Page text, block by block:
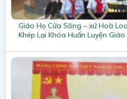
Giáo Họ Cửa Sông – xứ Hoà
Khép Lại Khóa Huấn Luyện Giáo